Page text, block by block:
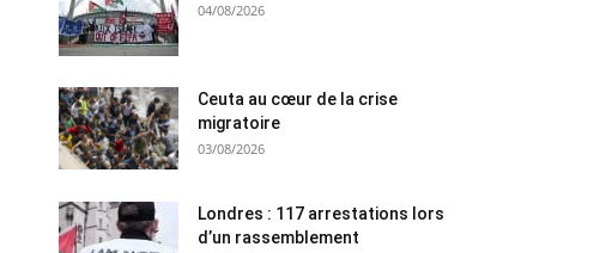
04/08/2026
Ceuta au cœur de la crise
migratoire
03/08/2026
Londres : 117 arrestations lors
d’un rassemblement